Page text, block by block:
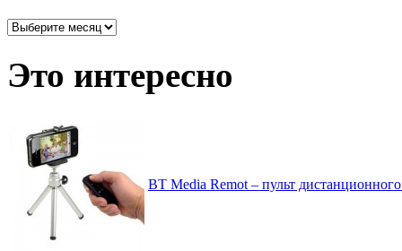
Архив
месяцам
Это интересно
BT Media Remot – пульт